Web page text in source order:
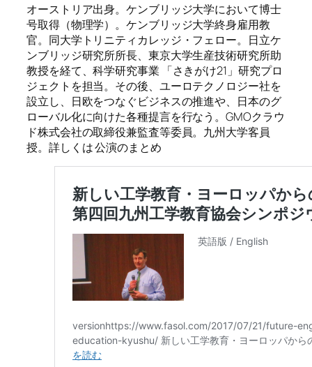
オーストリア出身。ケンブリッジ大学において博士
号取得（物理学）。ケンブリッジ大学終身雇用教
官。同大学トリニティカレッジ・フェロー。日立ケ
ンブリッジ研究所所長、東京大学生産技術研究所助
教授を経て、科学研究事業 「さきがけ21」研究プロ
ジェクトを担当。その後、ユーロテクノロジー社を
設立し、日欧をつなぐビジネスの推進や、日本のグ
ローバル化に向けた各種提言を行なう。GMOクラウ
ド株式会社の取締役兼監査等委員。九州大学客員
授。詳しくは 公演のまとめ